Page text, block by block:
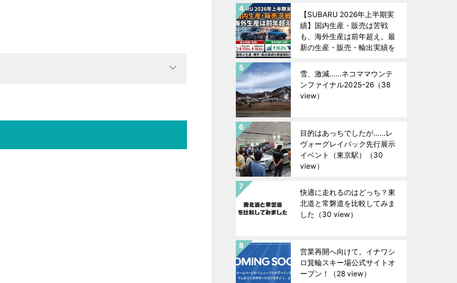
【SUBARU 2026年上半期実
績】国内生産・販売は苦戦
も、海外生産は前年超え。最
新の生産・販売・輸出実績を
雪、激減……ネコママウンテ
ンファイナル2025ｰ26 （38
view）
目的はあっちでしたが……レ
ヴォーグレイバック先行展示
イベント（東京駅）
（30
view）
快適に走れるのはどっち？東
北道と常磐道を比較してみま
した （30 view）
営業再開へ向けて。イナワシ
ロ箕輪スキー場公式サイトオ
ープン！
（28 view）